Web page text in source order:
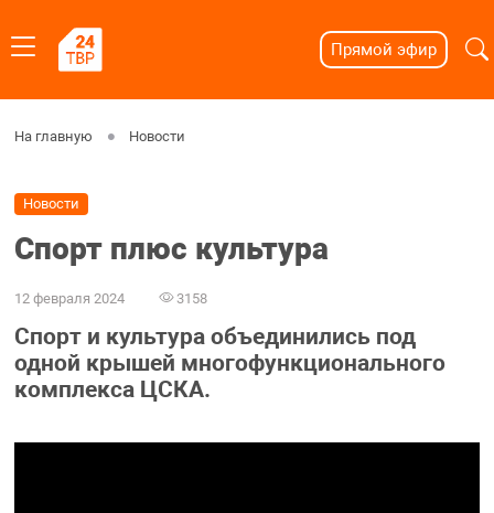
Прямой эфир
На главную Новости
Новости
Спорт плюс культура
12 февраля 2024 3158
Спорт и культура объединились под
одной крышей многофункционального
комплекса ЦСКА.